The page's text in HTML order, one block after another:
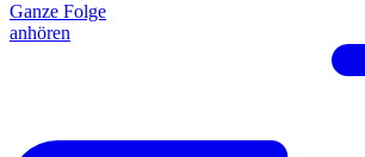
Ganze Folge
anhören